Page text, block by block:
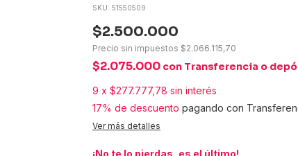
SKU: 51550509
$2.500.000
Precio sin impuestos $2.066.115,70
$2.075.000 con Transferencia o
9 x $277.777,78 sin interés
17% de descuento pagando con
Ver más detalles
¡No te lo pierdas, es el último!